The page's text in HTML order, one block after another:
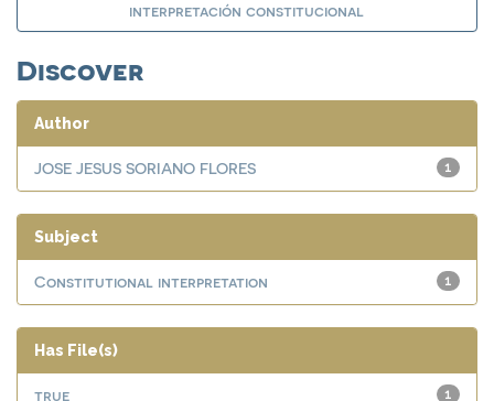
interpretación constitucional
Discover
Author
1
JOSE JESUS SORIANO FLORES
Subject
1
Constitutional interpretation
Has File(s)
1
true